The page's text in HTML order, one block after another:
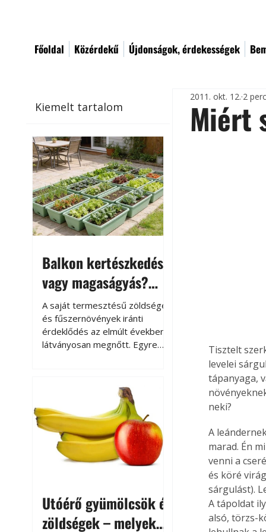
Főoldal Közérdekű Újdonságok, érdekességek
Kiemelt tartalom
Balkon kertészkedés
vagy magaságyás?
Helytakarékos
kertészkedés
A saját termesztésű zöldségek
és fűszernövények iránti
érdeklődés az elmúlt években
látványosan megnőtt. Egyre
kertészkedés sokak számára
kikapcsolódást és feltöltődést
is jelent.
Utóérő gyümölcsök és
zöldségek – melyek
Miért
2011. okt. 12. 2
Tisztelt
levelei
tápanyaga,
neki?
A
marad. Én
venni a
és köré
sárgulást).
A tápoldat
alsó, törzs-